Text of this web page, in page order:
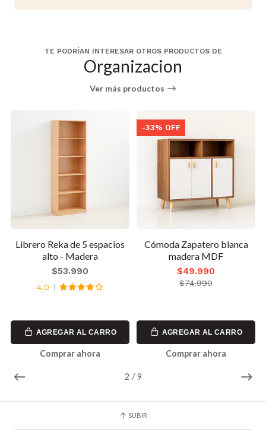
TE PODRÍAN INTERESAR OTROS PRODUCTOS DE
Organizacion
Ver más productos
2 / 9
Librero Reka de 5 espacios
alto - Madera
$53.990
4.0
AGREGAR AL CARRO
Comprar ahora
-33% OFF
Cómoda Zapatero blanca
madera MDF
$49.990
$74.990
AGREGAR AL CARRO
Comprar ahora
SUBIR